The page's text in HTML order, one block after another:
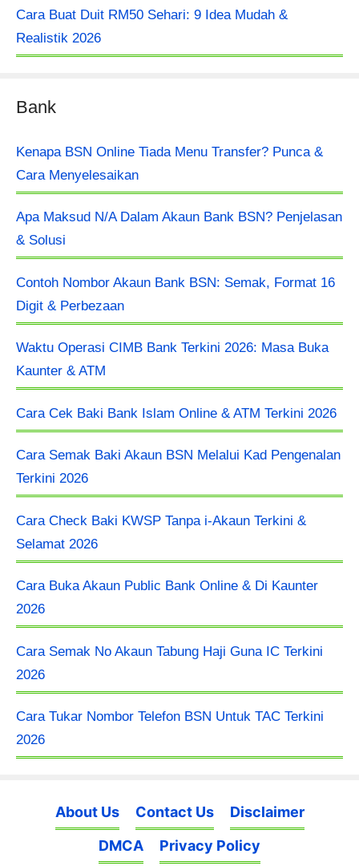
Cara Buat Duit RM50 Sehari: 9 Idea Mudah &
Realistik 2026
Bank
Kenapa BSN Online Tiada Menu Transfer? Punca &
Cara Menyelesaikan
Apa Maksud N/A Dalam Akaun Bank BSN? Penjelasan
& Solusi
Contoh Nombor Akaun Bank BSN: Semak, Format 16
Digit & Perbezaan
Waktu Operasi CIMB Bank Terkini 2026: Masa Buka
Kaunter & ATM
Cara Cek Baki Bank Islam Online & ATM Terkini 2026
Cara Semak Baki Akaun BSN Melalui Kad Pengenalan
Terkini 2026
Cara Check Baki KWSP Tanpa i-Akaun Terkini &
Selamat 2026
Cara Buka Akaun Public Bank Online & Di Kaunter
2026
Cara Semak No Akaun Tabung Haji Guna IC Terkini
2026
Cara Tukar Nombor Telefon BSN Untuk TAC Terkini
2026
About Us Contact Us
Disclaimer
DMCA
Privacy Policy